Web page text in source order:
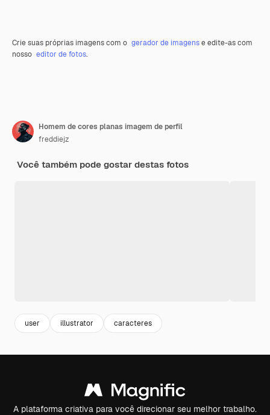
Crie suas próprias imagens com o gerador de imagense edite-as com
nosso editor de fotos.
Homem de cores planas imagem de perfil
freddiejz
Você também pode gostar destas fotos
user illustrator caracteres
A plataforma criativa para você direcionar seu melhor trabalho.